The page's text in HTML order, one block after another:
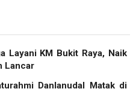
Layani KM Bukit Raya, Naik
Lancar
Danlanudal Matak di